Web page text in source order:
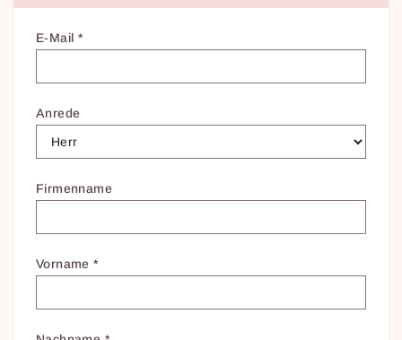
E-Mail *
Anrede
Firmenname
Vorname*